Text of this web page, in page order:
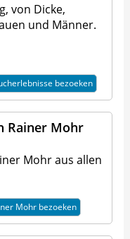
von Dicke,
und Männer.
bezoeken
Rainer Mohr
Mohr aus allen
Mohr bezoeken